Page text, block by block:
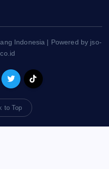
Indonesia | Powered by jso-
to Top